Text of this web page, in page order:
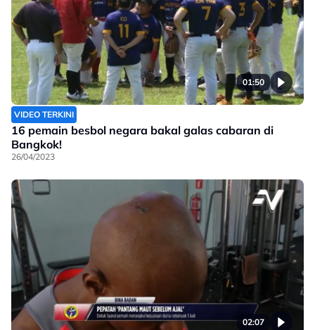
01:50
VIDEO TERKINI
16 pemain besbol negara bakal galas cabaran di
Bangkok!
26/04/2023
02:07